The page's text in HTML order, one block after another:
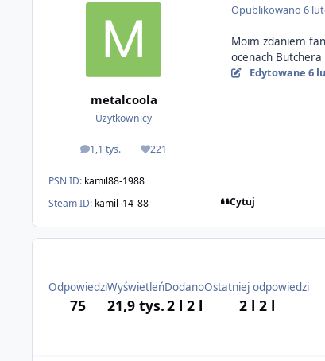
metalcoola
Użytkownicy
1,1 tys.
odpowiedzi221
Reputacja
PSN ID: kamil88-1988
Steam ID: kamil_14_88
Opublikowano6
Moim zdaniem
ocenach
Edytowane 6
Cytuj
Odpowiedzi
75
Wyświetleń
21,9 tys.
Dodano
2 l 2 l
Ostatniej odpowiedzi
2 l 2 l